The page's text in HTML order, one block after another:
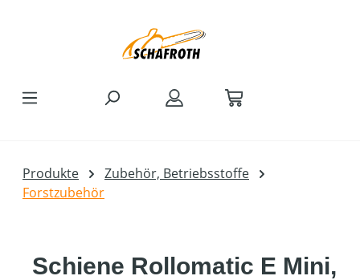
Produkte
Zubehör, Betriebsstoffe
Forstzubehör
Schiene Rollomatic E Mini,